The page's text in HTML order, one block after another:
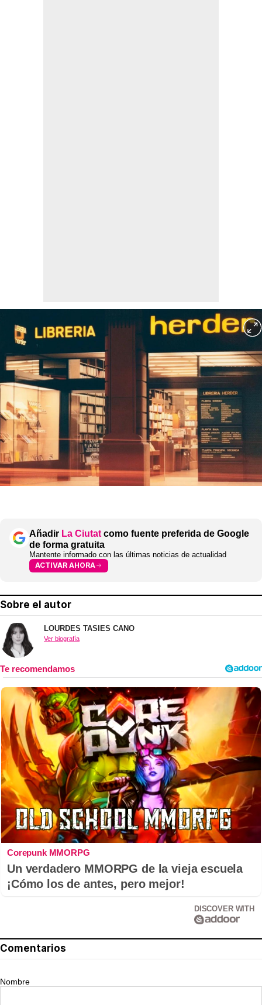
Añadir La Ciutat como fuente preferida de Google
de forma gratuita
Mantente informado con las últimas noticias de actualidad
ACTIVAR AHORA
Sobre el autor
LOURDES TASIES CANO
Ver biografía
Corepunk MMORPG
Un verdadero MMORPG de la vieja escuela
¡Cómo los de antes, pero mejor!
DISCOVER WITH
Comentarios
Nombre